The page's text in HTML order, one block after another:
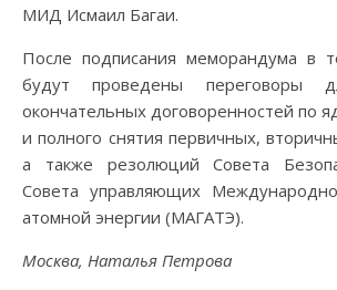
МИД Исмаил Багаи.
После подписания меморандума в
будут проведены переговоры
окончательных договоренностей по
и полного снятия первичных,
а также резолюций Совета
Совета управляющих
атомной энергии (МАГАТЭ).
Москва, Наталья Петрова